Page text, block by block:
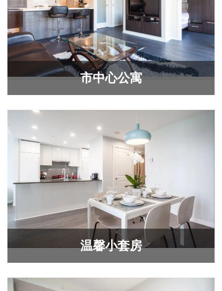
市中心公寓
温馨小套房